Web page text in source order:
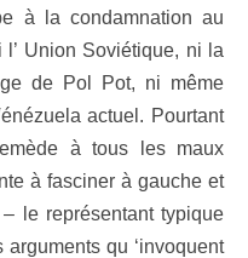
à la condamnation au
l’ Union Soviétique, ni la
de Pol Pot, ni même
actuel. Pourtant
à tous les maux
à fasciner à gauche et
le représentant typique
qu ‘invoquent